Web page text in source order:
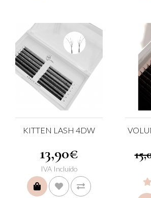
KITTEN LASH 4DW
13,90€
IVA Incluído
COMPRAR